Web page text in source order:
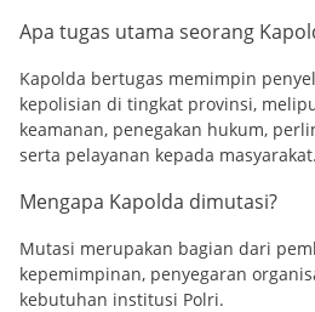
Apa tugas utama seorang
Kapolda bertugas memimpin
kepolisian di tingkat provinsi,
keamanan, penegakan hukum,
serta pelayanan kepada masyarakat.
Mengapa Kapolda dimutasi?
Mutasi merupakan bagian dari
kepemimpinan, penyegaran
kebutuhan institusi Polri.